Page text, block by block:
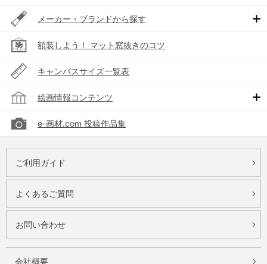
メーカー・ブランドから探す
額装しよう！ マット窓抜きのコツ
キャンバスサイズ一覧表
絵画情報コンテンツ
e-画材.com 投稿作品集
ご利用ガイド
よくあるご質問
お問い合わせ
会社概要